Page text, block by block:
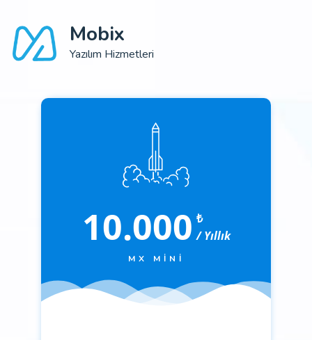
Mobix
Yazılım Hizmetleri
10.000 ₺
/ Yıllık
MX MINI